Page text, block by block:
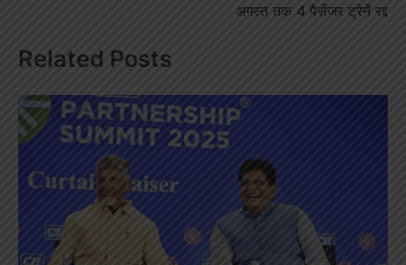
अगस्त तक 4 पैसेंजर ट्रेनें रद्द
Related Posts